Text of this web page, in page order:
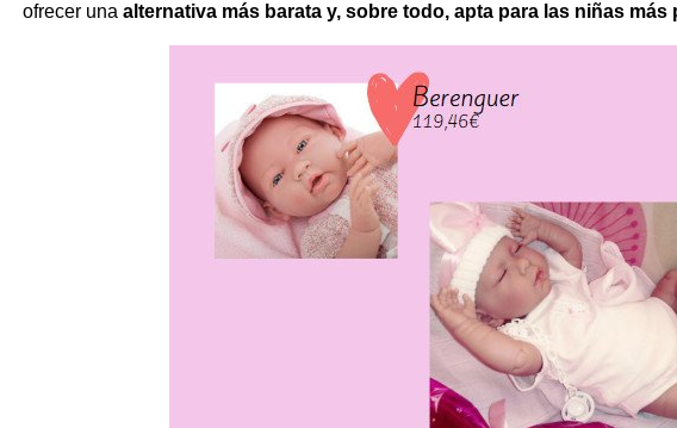
ofrecer una alternativa más barata y, sobre todo, apta para las niñas más